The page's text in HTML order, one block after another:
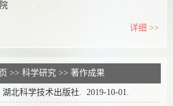
详细 >>
>> 科学研究 >> 著作成果
北科学技术出版社. 2019-10-01.